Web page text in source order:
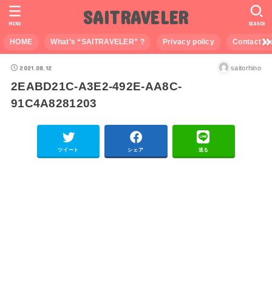
SAITRAVELER
HOME What’s “SAITRAVELER” ? Privacy policy Contact
SEARCH
MENU
2021.08.12 saitorhino
2EABD21C-A3E2-492E-AA8C-
91C4A8281203
ツイート シェア 送る